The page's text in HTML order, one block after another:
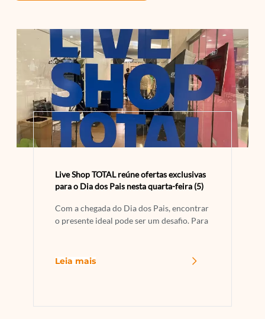
Live Shop TOTAL reúne ofertas exclusivas
para o Dia dos Pais nesta quarta-feira (5)
Com a chegada do Dia dos Pais, encontrar
o presente ideal pode ser um desafio. Para
Leia mais